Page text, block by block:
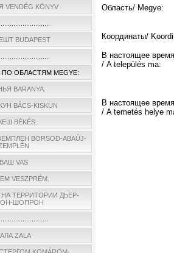
VENDÉG KÖNYV
BUDAPEST
ОБЛАСТЯМ MEGYE:
BARANYA.
BÁCS-KISKUN
BÉKÉS.
BORSOD-ABAÚJ-
ВАШ VAS
VESZPRÉM.
ТЕРРИТОРИИ ДЬЕР-
ШОПРОН
ZALA
Область/ Megye:
Координаты/
В настоящее
/ A település ma:
В настоящее
/ A temetés helye